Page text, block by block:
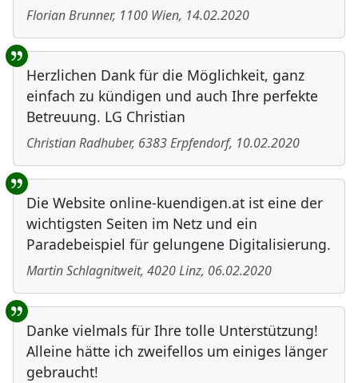
Florian Brunner, 1100 Wien, 14.02.2020
Herzlichen Dank für die Möglichkeit, ganz
einfach zu kündigen und auch Ihre perfekte
Betreuung. LG Christian
Christian Radhuber, 6383Erpfendorf, 10.02.2020
Die Website online-kuendigen.at ist eine der
wichtigsten Seiten im Netz und ein
Paradebeispiel für gelungene Digitalisierung.
Martin Schlagnitweit, 4020Linz, 06.02.2020
Danke vielmals für Ihre tolle Unterstützung!
Alleine hätte ich zweifellos um einiges länger
gebraucht!